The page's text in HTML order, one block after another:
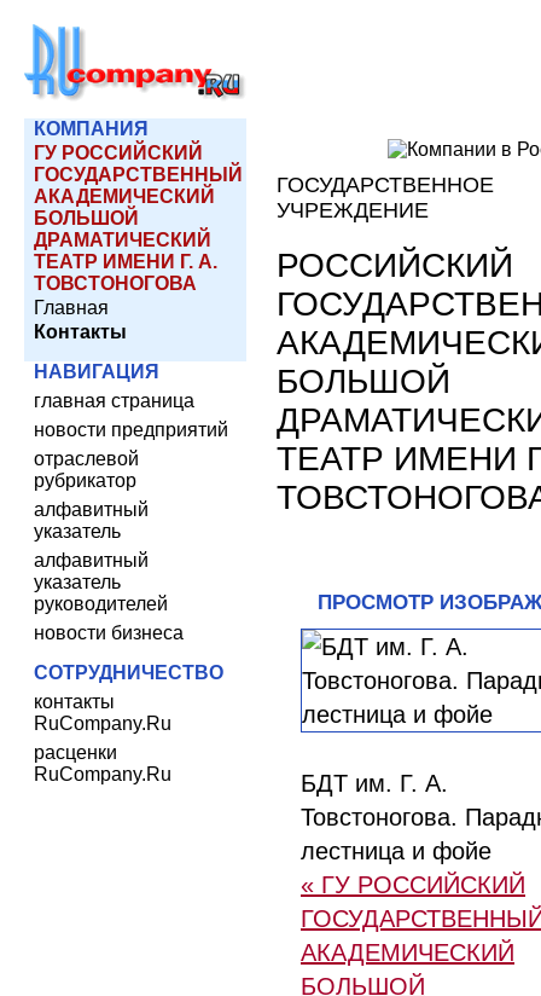
КОМПАНИЯ
ГУ РОССИЙСКИЙ
ГОСУДАРСТВЕННЫЙ
АКАДЕМИЧЕСКИЙ
БОЛЬШОЙ
ДРАМАТИЧЕСКИЙ
ТЕАТР ИМЕНИ Г. А.
ТОВСТОНОГОВА
Главная
Контакты
НАВИГАЦИЯ
главная страница
новости предприятий
отраслевой
рубрикатор
алфавитный
указатель
алфавитный
указатель
руководителей
новости бизнеса
СОТРУДНИЧЕСТВО
контакты
RuCompany.Ru
расценки
RuCompany.Ru
ГОСУДАРСТВЕННОЕ
УЧРЕЖДЕНИЕ
РОССИЙСКИЙ
БОЛЬШОЙ
ТЕАТР ИМЕНИ
ПРОСМОТР
БДТ им. Г. А.
Товстоногова.
лестница и фойе
« ГУ РОССИЙСКИЙ
АКАДЕМИЧЕСКИЙ
БОЛЬШОЙ